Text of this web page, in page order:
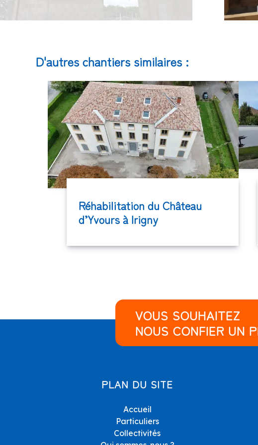
D'autres chantiers similaires :
Réhabilitation du Château
d’Yvours à Irigny
VOUS SOUHAITEZ
NOUS CONFIER UN
PLAN DU SITE
Accueil
Particuliers
Collectivités